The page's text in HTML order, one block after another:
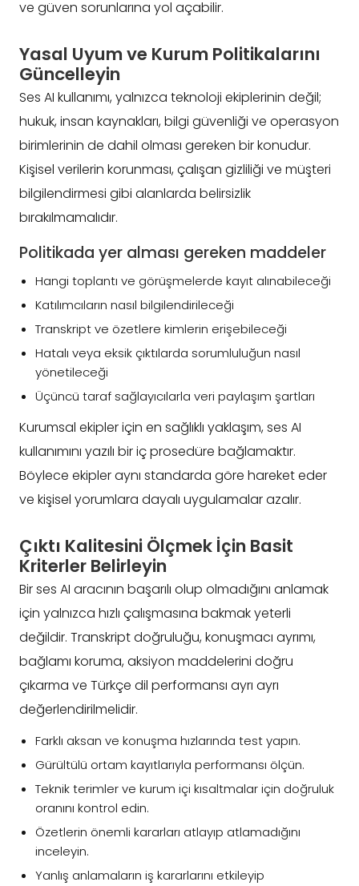
ve güven sorunlarına yol açabilir.
Yasal Uyum ve Kurum Politikalarını
Güncelleyin
Ses AI kullanımı, yalnızca teknoloji ekiplerinin değil;
hukuk, insan kaynakları, bilgi güvenliği ve operasyon
birimlerinin de dahil olması gereken bir konudur.
Kişisel verilerin korunması, çalışan gizliliği ve müşteri
bilgilendirmesi gibi alanlarda belirsizlik
bırakılmamalıdır.
Politikada yer alması gereken maddeler
Hangi toplantı ve görüşmelerde kayıt alınabileceği
Katılımcıların nasıl bilgilendirileceği
Transkript ve özetlere kimlerin erişebileceği
Hatalı veya eksik çıktılarda sorumluluğun nasıl
yönetileceği
Üçüncü taraf sağlayıcılarla veri paylaşım şartları
Kurumsal ekipler için en sağlıklı yaklaşım, ses AI
kullanımını yazılı bir iç prosedüre bağlamaktır.
Böylece ekipler aynı standarda göre hareket eder
ve kişisel yorumlara dayalı uygulamalar azalır.
Çıktı Kalitesini Ölçmek İçin Basit
Kriterler Belirleyin
Bir ses AI aracının başarılı olup olmadığını anlamak
için yalnızca hızlı çalışmasına bakmak yeterli
değildir. Transkript doğruluğu, konuşmacı ayrımı,
bağlamı koruma, aksiyon maddelerini doğru
çıkarma ve Türkçe dil performansı ayrı ayrı
değerlendirilmelidir.
Farklı aksan ve konuşma hızlarında test yapın.
Gürültülü ortam kayıtlarıyla performansı ölçün.
Teknik terimler ve kurum içi kısaltmalar için doğruluk
oranını kontrol edin.
Özetlerin önemli kararları atlayıp atlamadığını
inceleyin.
Yanlış anlamaların iş kararlarını etkileyip